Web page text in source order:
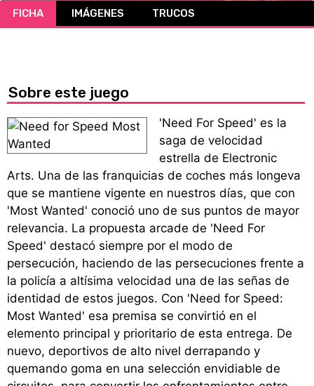
FICHA IMÁGENES TRUCOS
Sobre este juego
'Need For Speed' es la
saga de velocidad
estrella de Electronic
Arts. Una de las franquicias de coches más longeva
que se mantiene vigente en nuestros días, que con
'Most Wanted' conoció uno de sus puntos de mayor
relevancia. La propuesta arcade de 'Need For
Speed' destacó siempre por el modo de
persecución, haciendo de las persecuciones frente a
la policía a altísima velocidad una de las señas de
identidad de estos juegos. Con 'Need for Speed:
Most Wanted' esa premisa se convirtió en el
elemento principal y prioritario de esta entrega. De
nuevo, deportivos de alto nivel derrapando y
quemando goma en una selección envidiable de